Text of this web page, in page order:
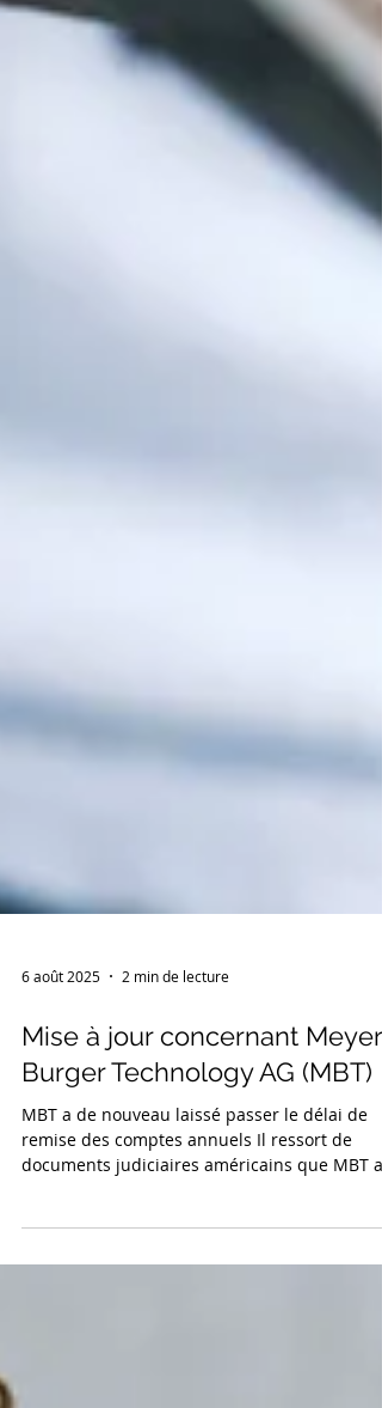
6 août 2025 2 min de lecture
Mise à jour concernant Meyer
Burger Technology AG (MBT)
MBT a de nouveau laissé passer le délai de
documents judiciaires américains que MBT a